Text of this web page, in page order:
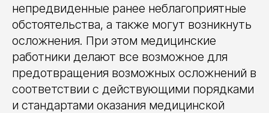
непредвиденные ранее неблагоприятные
обстоятельства, а также могут возникнуть
осложнения. При этом медицинские
работники делают все возможное для
предотвращения возможных осложнений в
соответствии с действующими порядками
и стандартами оказания медицинской